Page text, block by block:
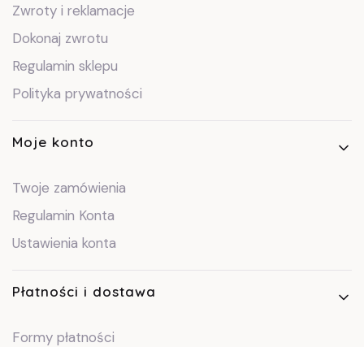
Zwroty i reklamacje
Dokonaj zwrotu
Regulamin sklepu
Polityka prywatności
Moje konto
Twoje zamówienia
Regulamin Konta
Ustawienia konta
Płatności i dostawa
Formy płatności